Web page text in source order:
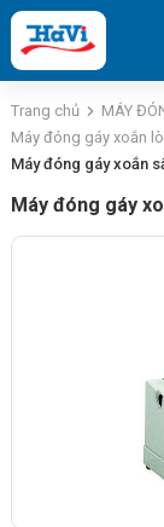
Trang chủ
MÁY
Máy đóng gáy xoắn
Máy đóng gáy xoắn
Máy đóng gáy